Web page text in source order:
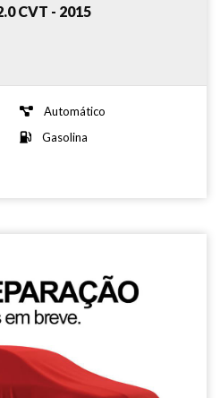
CVT - 2015
Automático
Gasolina